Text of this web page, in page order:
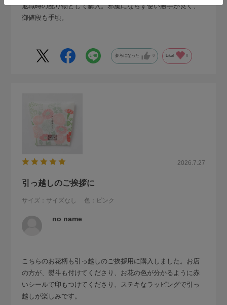
退職時の配り物として購入。邪魔にならず使い勝手が良く、
御値段も手頃。
参考になった 0 Like! 0
2026.7.27
引っ越しのご挨拶に
サイズ：サイズなし 色：ピンク
no name
こちらのお花柄も引っ越しのご挨拶用に購入しました。お店
の方が、熨斗も付けてくださり、お花の色が分かるように赤
いシールで印もつけてくださり、ステキなラッピングで引っ
越しが楽しみです。